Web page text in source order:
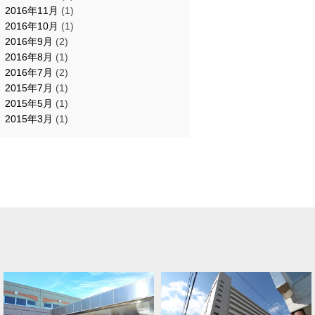
2016年11月 (1)
2016年10月 (1)
2016年9月 (2)
2016年8月 (1)
2016年7月 (2)
2015年7月 (1)
2015年5月 (1)
2015年3月 (1)